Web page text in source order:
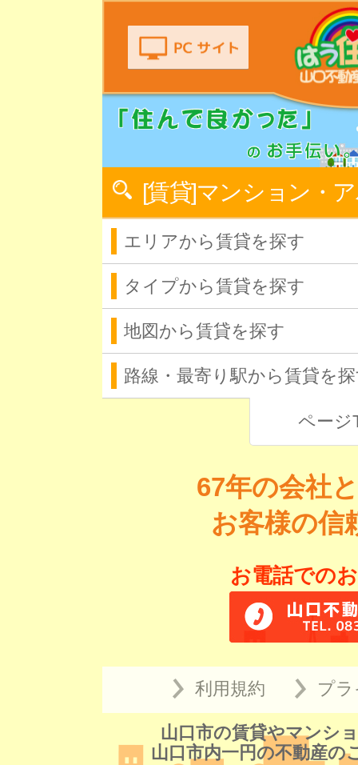
[賃貸]マンション・
エリアから賃貸を探す
タイプから賃貸を探す
地図から賃貸を探す
路線・最寄り駅から賃貸を
ページ
67年の会社
お客様の信
お電話での
利用規約 プ
山口市の賃貸やマンシ
山口市内一円の不動産の